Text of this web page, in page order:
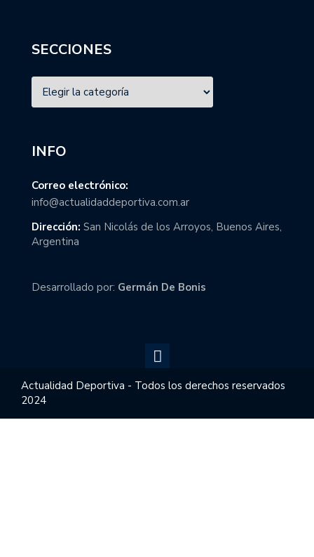
SECCIONES
INFO
Correo electrónico:
info@actualidaddeportiva.com.ar
Dirección: San Nicolás de los Arroyos, Buenos Aires,
Argentina
Desarrollado por: Germán De Bonis
Actualidad Deportiva - Todos los derechos reservados
2024